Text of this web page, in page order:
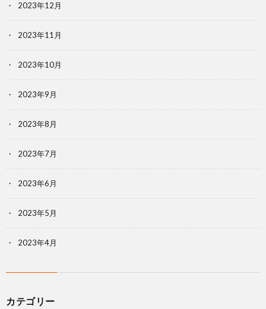
2023年12月
2023年11月
2023年10月
2023年9月
2023年8月
2023年7月
2023年6月
2023年5月
2023年4月
カテゴリー